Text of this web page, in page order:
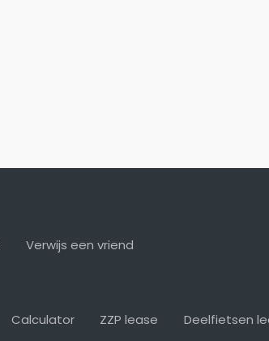
Verwijs een vriend
Calculator ZZP lease Deelfietsen